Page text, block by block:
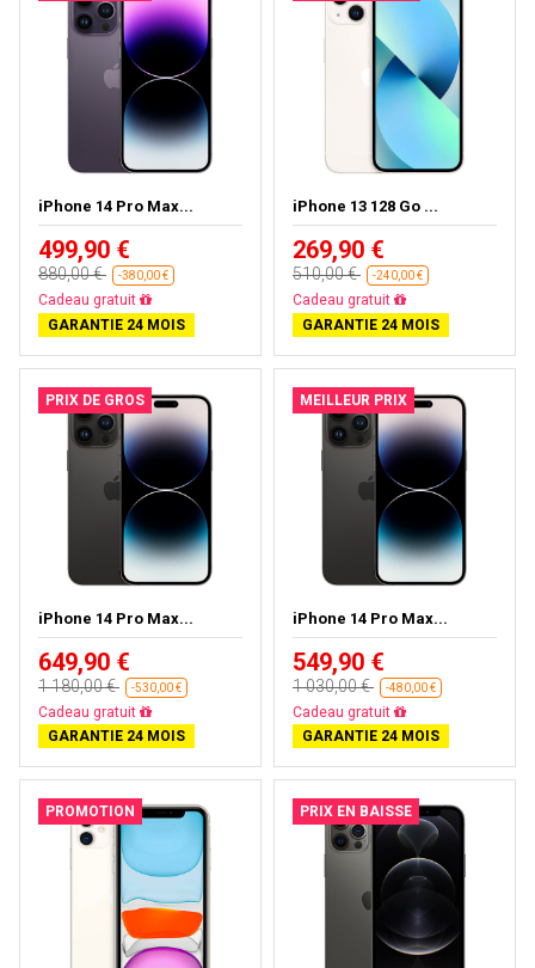
iPhone 14 Pro Max...
499,90 €
880,00 € -380,00 €
Livraison gratuite
GARANTIE 24 MOIS
iPhone 13 128 Go ...
269,90 €
510,00 € -240,00 €
Livraison gratuite
GARANTIE 24 MOIS
PRIX DE GROS
iPhone 14 Pro Max...
649,90 €
1 180,00 € -530,00 €
Livraison gratuite
GARANTIE 24 MOIS
MEILLEUR PRIX
iPhone 14 Pro Max...
549,90 €
1 030,00 € -480,00 €
Livraison gratuite
GARANTIE 24 MOIS
PROMOTION PRIX EN BAISSE